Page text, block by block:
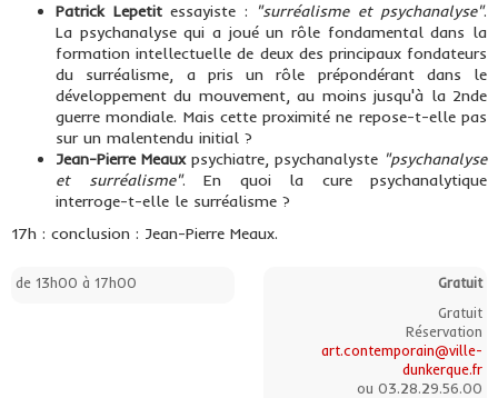
Patrick Lepetitessayiste : "surréalisme et psychanalyse".
La psychanalyse qui a joué un rôle fondamental dans la
formation intellectuelle de deux des principaux fondateurs
du surréalisme, a pris un rôle prépondérant dans le
développement du mouvement, au moins jusqu'à la 2nde
guerre mondiale. Mais cette proximité ne repose-t-elle pas
sur un malentendu initial ?
Jean-Pierre Meauxpsychiatre, psychanalyste "psychanalyse
et surréalisme". En quoi la cure psychanalytique
interroge-t-elle le surréalisme ?
17h : conclusion : Jean-Pierre Meaux.
de 13h00 à 17h00
Gratuit
Gratuit
Réservation
art.contemporain@ville-
dunkerque.fr
ou 03.28.29.56.00